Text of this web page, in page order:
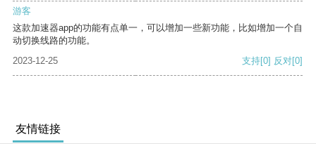
游客
这款加速器app的功能有点单一，可以增加一些新功能，比如增加一个自
动切换线路的功能。
2023-12-25
支持[0] 反对[0]
友情链接